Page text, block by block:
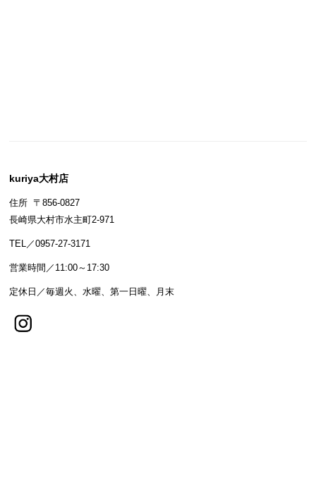
kuriya大村店
住所 〒856-0827
長崎県大村市水主町2-971
TEL／0957-27-3171
営業時間／11:00～17:30
定休日／毎週火、水曜、第一日曜、月末